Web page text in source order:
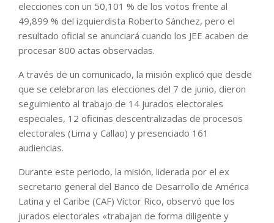
elecciones con un 50,101 % de los votos frente al
49,899 % del izquierdista Roberto Sánchez, pero el
resultado oficial se anunciará cuando los JEE acaben de
procesar 800 actas observadas.
A través de un comunicado, la misión explicó que desde
que se celebraron las elecciones del 7 de junio, dieron
seguimiento al trabajo de 14 jurados electorales
especiales, 12 oficinas descentralizadas de procesos
electorales (Lima y Callao) y presenciado 161
audiencias.
Durante este periodo, la misión, liderada por el ex
secretario general del Banco de Desarrollo de América
Latina y el Caribe (CAF) Víctor Rico, observó que los
jurados electorales «trabajan de forma diligente y